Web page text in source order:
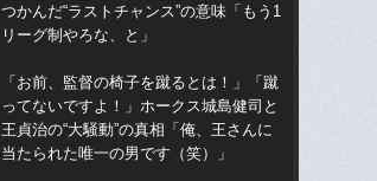
つかんだ“ラストチャンス”の意味「もう1
リーグ制やろな、と」
「お前、監督の椅子を蹴るとは！」「蹴
ってないですよ！」ホークス城島健司と
王貞治の“大騒動”の真相「俺、王さんに
当たられた唯一の男です（笑）」